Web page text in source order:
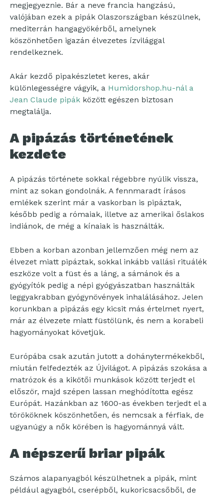
megjegyeznie. Bár a neve francia hangzású,
valójában ezek a pipák Olaszországban készülnek,
mediterrán hangagyökérből, amelynek
köszönhetően igazán élvezetes ízvilággal
rendelkeznek.
Akár kezdő pipakészletet keres, akár
különlegességre vágyik, a Humidorshop.hu-nál a
Jean Claude pipák között egészen biztosan
megtalálja.
A pipázás történetének
kezdete
A pipázás története sokkal régebbre nyúlik vissza,
mint az sokan gondolnák. A fennmaradt írásos
emlékek szerint már a vaskorban is pipáztak,
később pedig a rómaiak, illetve az amerikai őslakos
indiánok, de még a kínaiak is használták.
Ebben a korban azonban jellemzően még nem az
élvezet miatt pipáztak, sokkal inkább vallási rituálék
eszköze volt a füst és a láng, a sámánok és a
gyógyítók pedig a népi gyógyászatban használták
leggyakrabban gyógynövények inhalálásához. Jelen
korunkban a pipázás egy kicsit más értelmet nyert,
már az élvezete miatt füstölünk, és nem a korabeli
hagyományokat követjük.
Európába csak azután jutott a dohánytermékekből,
miután felfedezték az Újvilágot. A pipázás szokása a
matrózok és a kikötői munkások között terjedt el
először, majd szépen lassan meghódította egész
Európát. Hazánkban az 1600-as években terjedt el a
törököknek köszönhetően, és nemcsak a férfiak, de
ugyanúgy a nők körében is hagyománnyá vált.
A népszerű briar pipák
Számos alapanyagból készülhetnek a pipák, mint
például agyagból, cserépből, kukoricsacsőből, de